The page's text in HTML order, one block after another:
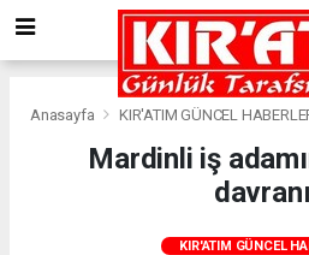
Anasayfa KIR'ATIM GÜNCEL
Mardinli iş
KIR'ATIM GÜNCEL